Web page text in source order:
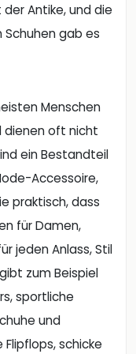
Antike, und die
gab es
Menschen
dienen oft nicht
ein Bestandteil
Accessoire,
praktisch, dass
für Damen,
jeden Anlass, Stil
zum Beispiel
sportliche
und
schicke